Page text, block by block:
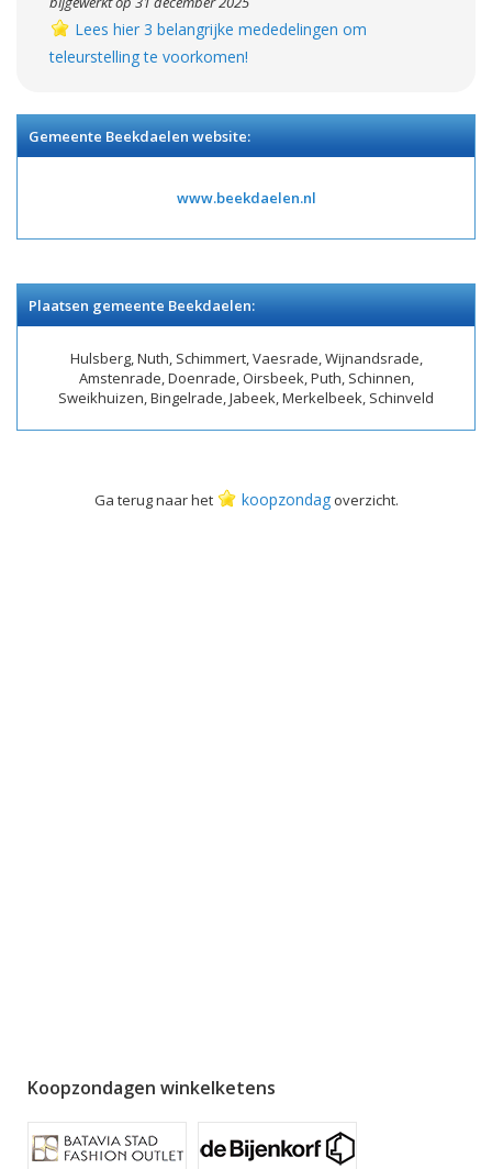
Lees hier 3 belangrijke mededelingen om
teleurstelling te voorkomen!
Gemeente Beekdaelen website:
www.beekdaelen.nl
Plaatsen gemeente Beekdaelen:
Hulsberg, Nuth, Schimmert, Vaesrade, Wijnandsrade,
Amstenrade, Doenrade, Oirsbeek, Puth, Schinnen,
Sweikhuizen, Bingelrade, Jabeek, Merkelbeek, Schinveld
Ga terug naar het koopzondagoverzicht.
Koopzondagen winkelketens